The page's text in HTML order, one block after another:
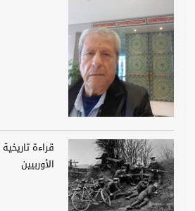
قراءة
الأوربيين